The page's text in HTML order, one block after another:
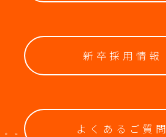
新卒採用情報
よくあるご質問